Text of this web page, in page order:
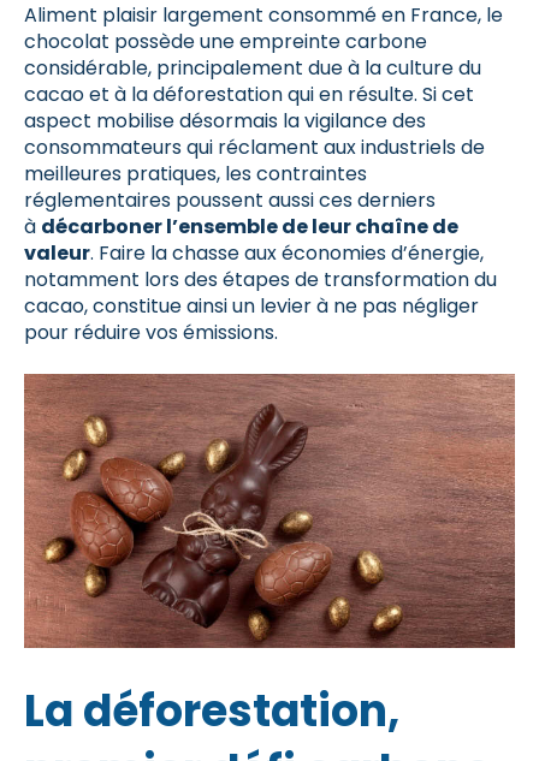
Aliment plaisir largement consommé en France, le
chocolat possède une empreinte carbone
considérable, principalement due à la culture du
cacao et à la déforestation qui en résulte. Si cet
aspect mobilise désormais la vigilance des
consommateurs qui réclament aux industriels de
meilleures pratiques, les contraintes
réglementaires poussent aussi ces derniers
à décarboner l’ensemble de leur chaîne de
valeur. Faire la chasse aux économies d’énergie,
notamment lors des étapes de transformation du
cacao, constitue ainsi un levier à ne pas négliger
pour réduire vos émissions.
La déforestation,